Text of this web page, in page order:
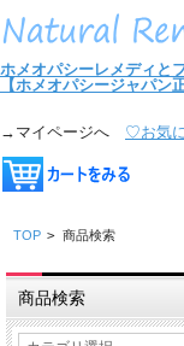
ホメオパシーレメディと
【ホメオパシージャパン
→マイページへ ♡お気
TOP > 商品検索
商品検索